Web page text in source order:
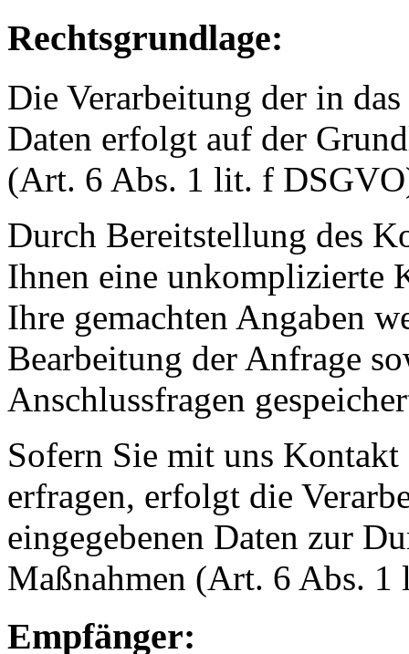
Rechtsgrundlage:
Die Verarbeitung der in
Daten erfolgt auf der
(Art. 6 Abs. 1 lit. f
Durch Bereitstellung des
Ihnen eine unkomplizierte
Ihre gemachten Angaben
Bearbeitung der Anfrage
Anschlussfragen
Sofern Sie mit uns
erfragen, erfolgt die
eingegebenen Daten zur
Maßnahmen (Art. 6 Abs.
Empfänger: